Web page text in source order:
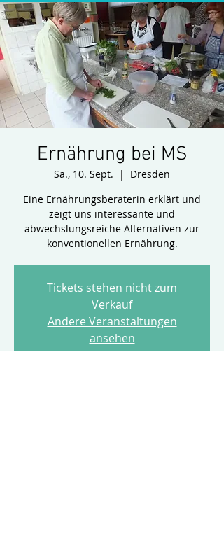
Ernährung bei MS
Sa., 10. Sept.
  |
Dresden
Eine Ernährungsberaterin erklärt und
zeigt uns interessante und
abwechslungsreiche Alternativen zur
konventionellen Ernährung.
Tickets stehen nicht zum
Verkauf
Andere Veranstaltungen
ansehen